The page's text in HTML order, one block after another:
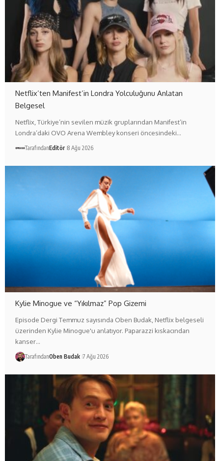
Netflix’ten Manifest’in Londra Yolculuğunu Anlatan
Belgesel
Netflix, Türkiye’nin sevilen müzik gruplarından Manifest’in
Londra’daki OVO Arena Wembley konseri öncesindeki…
TarafındanEditör 8 Ağu 2026
Kylie Minogue ve “Yıkılmaz” Pop Gizemi
Episode Dergi Temmuz sayısında Oben Budak, Netflix belgeseli
üzerinden Kylie Minogue'u anlatıyor. Paparazzi kıskacından
kanser…
TarafındanOben Budak 7 Ağu 2026